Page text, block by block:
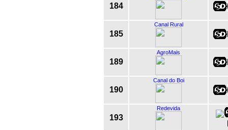
184
185
Canal Rural
189
AgroMais
190
Canal do Boi
193
Redevida